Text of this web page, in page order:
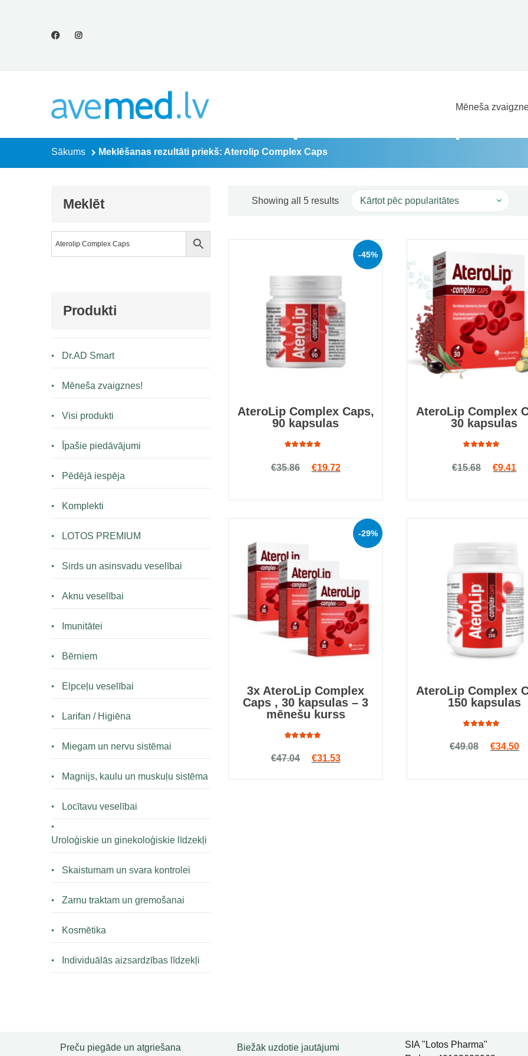
Mēneša
Meklēšanas rezultāti priekš: Aterolip
Sākums Meklēšanas rezultāti priekš: Aterolip Complex Caps
Showing all 5 resultsSorted by popularity
-45%
AteroLip Complex Caps,
90 kapsulas
4.83
out
€35.86 Original price was: €35.86.
€19.72Current price is: €19.72.
AteroLip Complex
30 kapsulas
4.44
€15.68 Original
€9.41
-29%
3x AteroLip Complex
Caps , 30 kapsulas – 3
mēnešu kurss
4.97
out
€47.04 Original price was: €47.04.
€31.53Current price is: €31.53.
AteroLip Complex
150 kapsulas
4.67
out
€49.08 Original
€34.50
Meklēt
Produkti
Dr.AD Smart
Mēneša zvaigznes!
Visi produkti
Īpašie piedāvājumi
Pēdējā iespēja
Komplekti
LOTOS PREMIUM
Sirds un asinsvadu veselībai
Aknu veselībai
Imunitātei
Bērniem
Elpceļu veselībai
Larifan / Higiēna
Miegam un nervu sistēmai
Magnijs, kaulu un muskuļu sistēma
Locītavu veselībai
Uroloģiskie un ginekoloģiskie līdzekļi
Skaistumam un svara kontrolei
Zarnu traktam un gremošanai
Kosmētika
Individuālās aizsardzības līdzekļi
Preču piegāde un atgriešana Biežāk uzdotie jautājumi
SIA "Lotos Pharma"